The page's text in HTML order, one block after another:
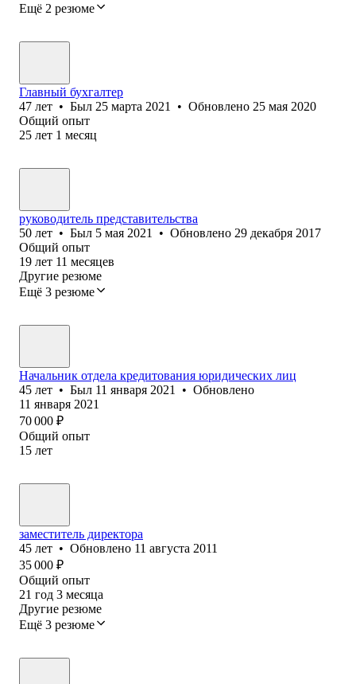
Ещё 2 резюме
Главный бухгалтер
47 лет • Был 25 марта 2021 • Обновлено 25 мая 2020
Общий опыт
25 лет 1 месяц
руководитель представительства
50 лет • Был 5 мая 2021 • Обновлено 29 декабря 2017
Общий опыт
19 лет 11 месяцев
Другие резюме
Ещё 3 резюме
Начальник отдела кредитования юридических лиц
45 лет • Был 11 января 2021 • Обновлено
11 января 2021
70 000 ₽
Общий опыт
15 лет
заместитель директора
45 лет • Обновлено 11 августа 2011
35 000 ₽
Общий опыт
21 год 3 месяца
Другие резюме
Ещё 3 резюме